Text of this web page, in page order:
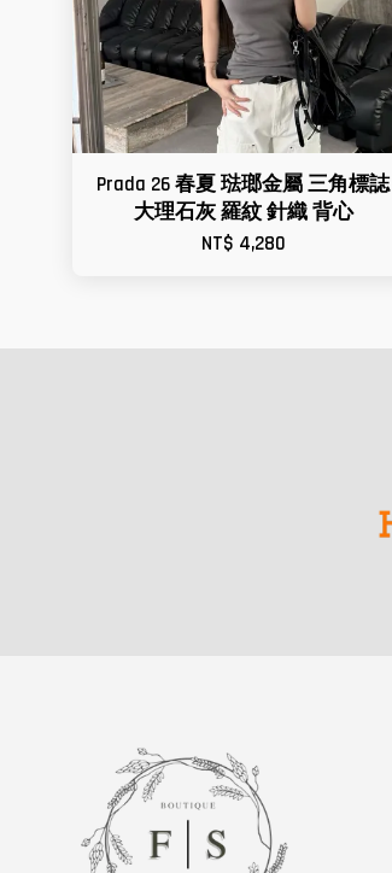
Prada 26 春夏 琺瑯金屬 三角標誌
大理石灰 羅紋 針織 背心
NT$ 4,280